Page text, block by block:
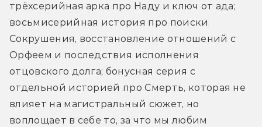
трёхсерийная арка про Наду и ключ от ада;
восьмисерийная история про поиски
Сокрушения, восстановление отношений с
Орфеем и последствия исполнения
отцовского долга; бонусная серия с
отдельной историей про Смерть, которая не
влияет на магистральный сюжет, но
воплощает в себе то, за что мы любим